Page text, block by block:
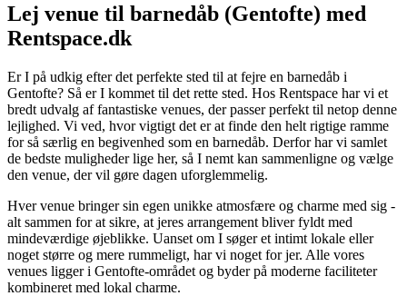
Lej venue til barnedåb (Gentofte) med
Rentspace.dk
Er I på udkig efter det perfekte sted til at fejre en barnedåb i
Gentofte? Så er I kommet til det rette sted. Hos Rentspace har vi et
bredt udvalg af fantastiske venues, der passer perfekt til netop denne
lejlighed. Vi ved, hvor vigtigt det er at finde den helt rigtige ramme
for så særlig en begivenhed som en barnedåb. Derfor har vi samlet
de bedste muligheder lige her, så I nemt kan sammenligne og vælge
den venue, der vil gøre dagen uforglemmelig.
Hver venue bringer sin egen unikke atmosfære og charme med sig -
alt sammen for at sikre, at jeres arrangement bliver fyldt med
mindeværdige øjeblikke. Uanset om I søger et intimt lokale eller
noget større og mere rummeligt, har vi noget for jer. Alle vores
venues ligger i Gentofte-området og byder på moderne faciliteter
kombineret med lokal charme.